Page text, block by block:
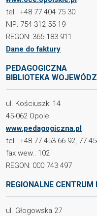
tel.: +48 77 404 75 30
NIP: 754 312 55 19
REGON: 365 183 911
Dane do faktury
PEDAGOGICZNA
BIBLIOTEKA
ul. Kościuszki 14
45-062 Opole
www.pedagogiczna.pl
tel.: +48 77 453 66 92, 77
fax wew.: 102
REGON: 000 743 497
REGIONALNE
ul. Głogowska 27